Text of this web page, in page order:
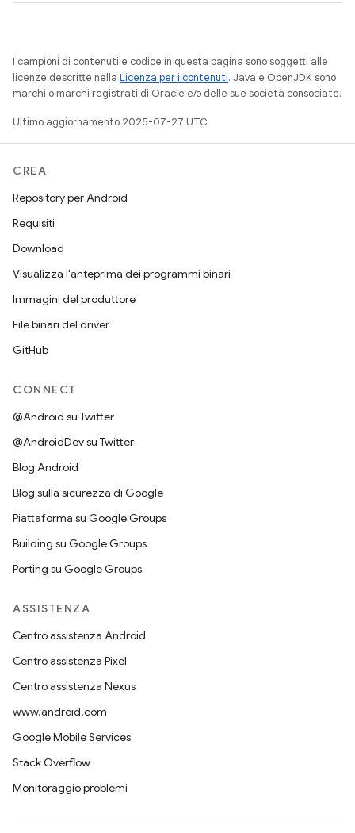
I campioni di contenuti e codice in questa pagina sono soggetti alle
licenze descritte nella Licenza per i contenuti. Java e OpenJDK sono
marchi o marchi registrati di Oracle e/o delle sue società consociate.
Ultimo aggiornamento 2025-07-27 UTC.
CREA
Repository per Android
Requisiti
Download
Visualizza l'anteprima dei programmi binari
Immagini del produttore
File binari del driver
GitHub
CONNECT
@Android su Twitter
@AndroidDev su Twitter
Blog Android
Blog sulla sicurezza di Google
Piattaforma su Google Groups
Building su Google Groups
Porting su Google Groups
ASSISTENZA
Centro assistenza Android
Centro assistenza Pixel
Centro assistenza Nexus
www.android.com
Google Mobile Services
Stack Overflow
Monitoraggio problemi